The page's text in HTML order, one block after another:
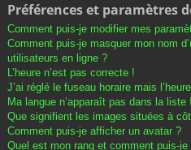
Préférences et paramètres
Comment puis-je modifier mes
Comment puis-je masquer mon nom
utilisateurs en ligne ?
L’heure n’est pas correcte !
J’ai réglé le fuseau horaire mais
Ma langue n’apparaît pas dans la liste !
Que signifient les images situées à
Comment puis-je afficher un avatar ?
Quel est mon rang et comment puis-je